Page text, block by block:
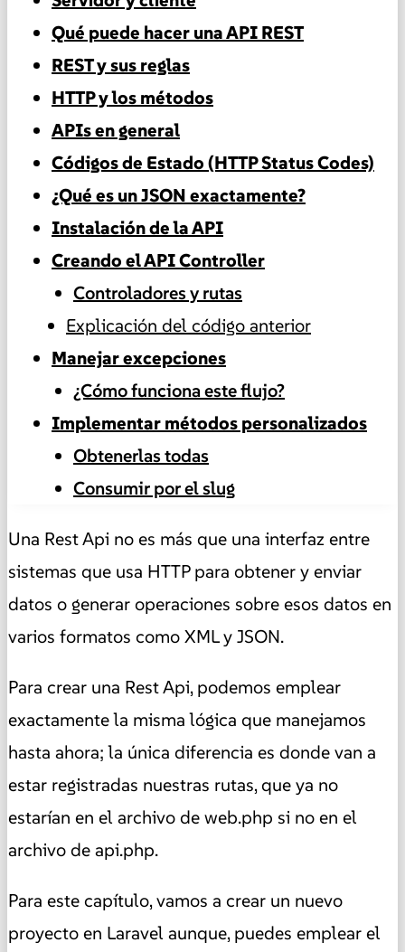
Qué puede hacer una API REST
REST y sus reglas
HTTP y los métodos
APIs en general
Códigos de Estado (HTTP Status Codes)
¿Qué es un JSON exactamente?
Instalación de la API
Creando el API Controller
Controladores y rutas
Explicación del código anterior
Manejar excepciones
¿Cómo funciona este flujo?
Implementar métodos personalizados
Obtenerlas todas
Consumir por el slug
Una Rest Api no es más que una interfaz entre
sistemas que usa HTTP para obtener y enviar
datos o generar operaciones sobre esos datos en
varios formatos como XML y JSON.
Para crear una Rest Api, podemos emplear
exactamente la misma lógica que manejamos
hasta ahora; la única diferencia es donde van a
estar registradas nuestras rutas, que ya no
estarían en el archivo de web.php si no en el
archivo de api.php.
Para este capítulo, vamos a crear un nuevo
proyecto en Laravel aunque, puedes emplear el